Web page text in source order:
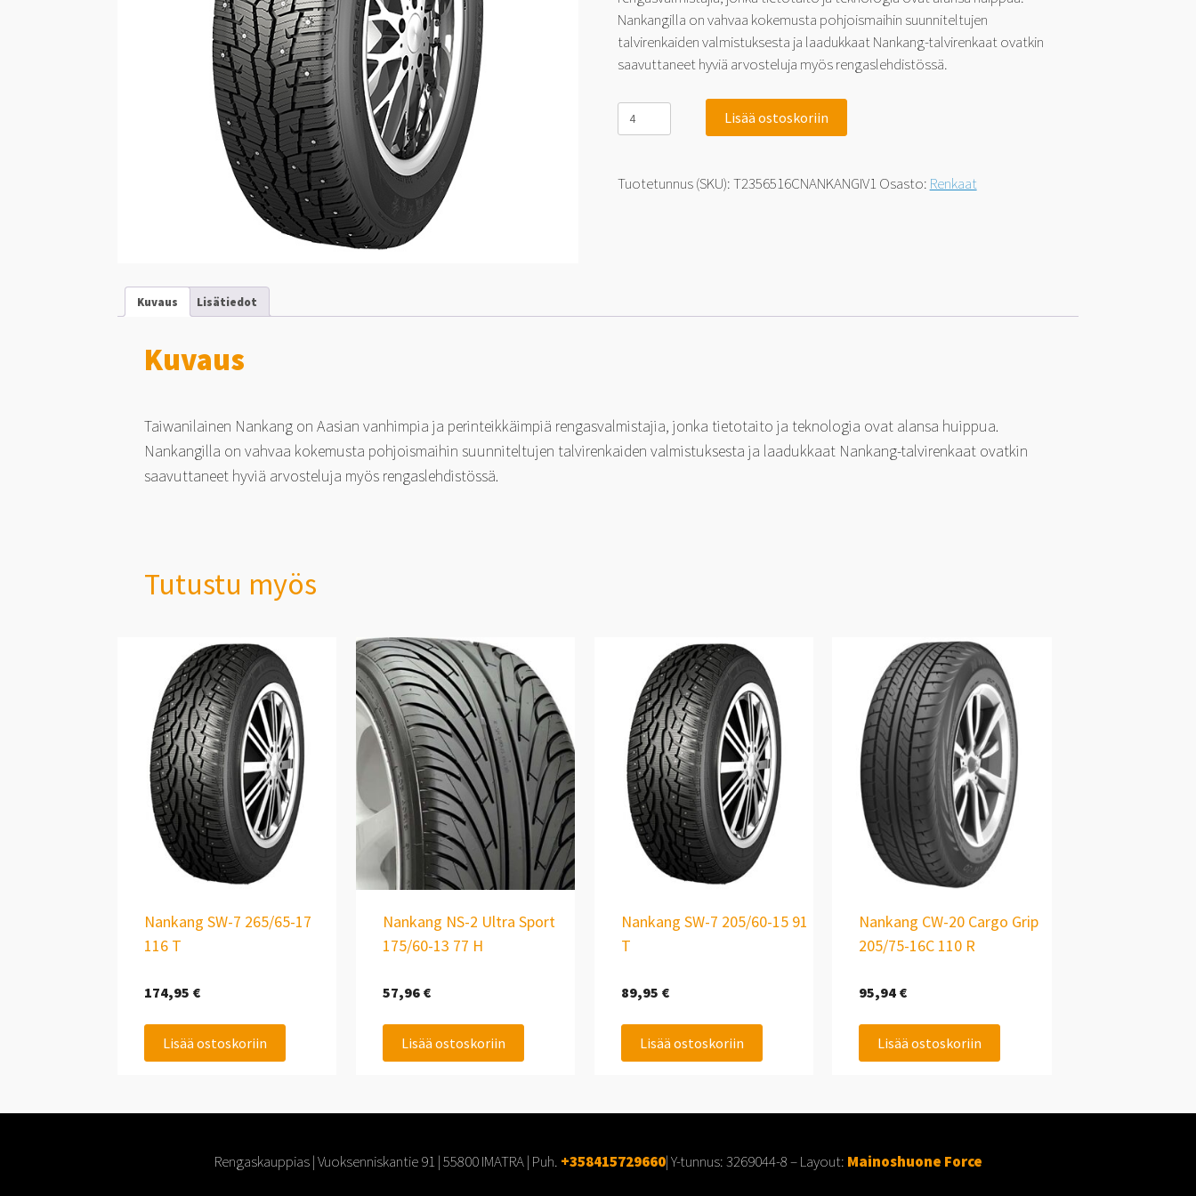
Nankangilla on vahvaa kokemusta pohjoismaihin suunniteltujen
talvirenkaiden valmistuksesta ja laadukkaat Nankang-talvirenkaat ovatkin
saavuttaneet hyviä arvosteluja myös rengaslehdistössä.
Nankang
1
121
Lisää ostoskoriin
Tuotetunnus (SKU):T2356516CNANKANGIV1 Osasto: Renkaat
Kuvaus Lisätiedot
Kuvaus
Taiwanilainen Nankang on Aasian vanhimpia ja perinteikkäimpiä rengasvalmistajia, jonka tietotaito ja teknologia ovat alansa huippua.
Nankangilla on vahvaa kokemusta pohjoismaihin suunniteltujen talvirenkaiden valmistuksesta ja laadukkaat Nankang-talvirenkaat ovatkin
saavuttaneet hyviä arvosteluja myös rengaslehdistössä.
Tutustu myös
Nankang SW-7 265/65-17
116 T
174,95 €
Lisää ostoskoriin
Nankang NS-2 Ultra Sport
175/60-13 77 H
57,96 €
Lisää ostoskoriin
Nankang SW-7 205/60-15 91
T
89,95 €
Lisää ostoskoriin
Nankang CW-20 Cargo Grip
205/75-16C 110 R
95,94 €
Lisää ostoskoriin
Rengaskauppias | Vuoksenniskantie 91 | 55800 IMATRA | Puh. +358415729660| Y-tunnus:3269044-8– Layout: Mainoshuone Force